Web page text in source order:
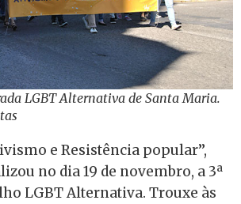
LGBT Alternativa de Santa Maria.
e Resistência popular’’,
no dia 19 de novembro, a 3ª
LGBT Alternativa. Trouxe às